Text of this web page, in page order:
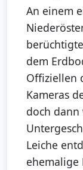
An einem
dem
Offiziellen
Kameras
doch
Leiche
ehemalige